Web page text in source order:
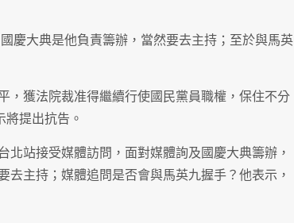
慶大典是他負責籌辦，當然要去主持；至於與馬英
，獲法院裁准得繼續行使國民黨員職權，保住不分
將提出抗告。
北站接受媒體訪問，面對媒體詢及國慶大典籌辦，
去主持；媒體追問是否會與馬英九握手？他表示，